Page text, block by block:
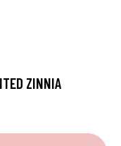
ZINNIA